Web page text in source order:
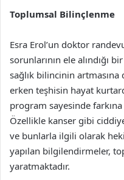
Toplumsal Bilinçlenme
Esra Erol’un doktor
sorunlarının ele alındığı
sağlık bilincinin artmasına
erken teşhisin hayat
program sayesinde
Özellikle kanser gibi
ve bunlarla ilgili olarak
yapılan bilgilendirmeler,
yaratmaktadır.